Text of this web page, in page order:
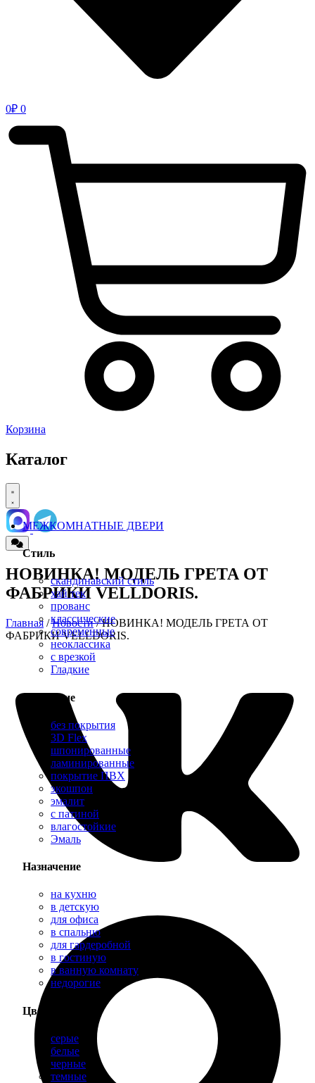
0₽ 0
Корзина
Каталог
МЕЖКОМНАТНЫЕ ДВЕРИ
Стиль
скандинавский стиль
хай тек
прованс
классические
современные
неоклассика
с врезкой
Гладкие
Покрытие
без покрытия
3D Flex
шпонированные
ламинированные
покрытие ПВХ
экошпон
эмалит
с патиной
влагостойкие
Эмаль
Назначение
на кухню
в детскую
для офиса
в спальню
для гардеробной
в гостиную
в ванную комнату
недорогие
Цвет
серые
белые
черные
темные
НОВИНКА! МОДЕЛЬ ГРЕТА ОТ
ФАБРИКИ VELLDORIS.
Главная /Новости/ НОВИНКА! МОДЕЛЬ ГРЕТА ОТ
ФАБРИКИ VELLDORIS.